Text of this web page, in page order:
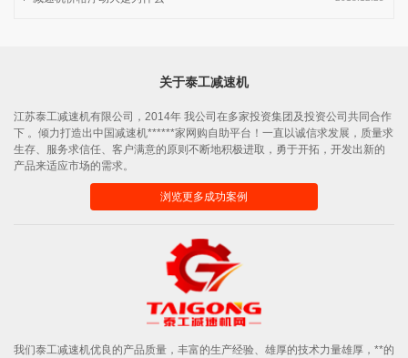
关于泰工减速机
江苏泰工减速机有限公司，2014年 我公司在多家投资集团及投资公司共同合作
下 。倾力打造出中国减速机******家网购自助平台！一直以诚信求发展，质量求
生存、服务求信任、客户满意的原则不断地积极进取，勇于开拓，开发出新的
产品来适应市场的需求。
浏览更多成功案例
我们泰工减速机优良的产品质量，丰富的生产经验、雄厚的技术力量雄厚，**的